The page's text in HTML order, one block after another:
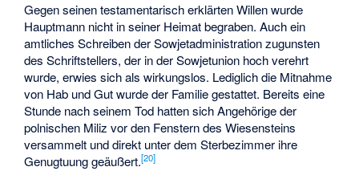
Gegen seinen testamentarisch erklärten Willen wurde
Hauptmann nicht in seiner Heimat begraben. Auch ein
amtliches Schreiben der Sowjetadministration zugunsten
des Schriftstellers, der in der Sowjetunion hoch verehrt
wurde, erwies sich als wirkungslos. Lediglich die Mitnahme
von Hab und Gut wurde der Familie gestattet. Bereits eine
Stunde nach seinem Tod hatten sich Angehörige der
polnischen Miliz vor den Fenstern des Wiesensteins
versammelt und direkt unter dem Sterbezimmer ihre
Genugtuung geäußert.[20]